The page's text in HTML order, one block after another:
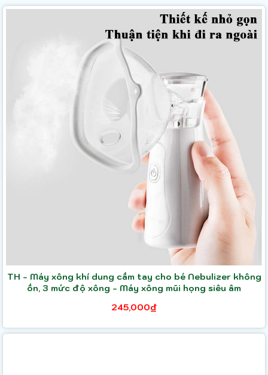
TH - Máy xông khí dung cầm tay cho bé Nebulizer không
ồn, 3 mức độ xông - Máy xông mũi họng siêu âm
245,000₫